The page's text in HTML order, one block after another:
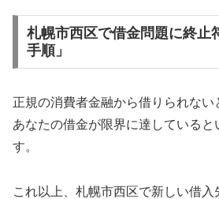
札幌市西区で借金問題に終止
手順」
正規の消費者金融から借りられない
あなたの借金が限界に達している
す。
これ以上、札幌市西区で新しい借